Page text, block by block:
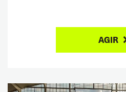
AGIR